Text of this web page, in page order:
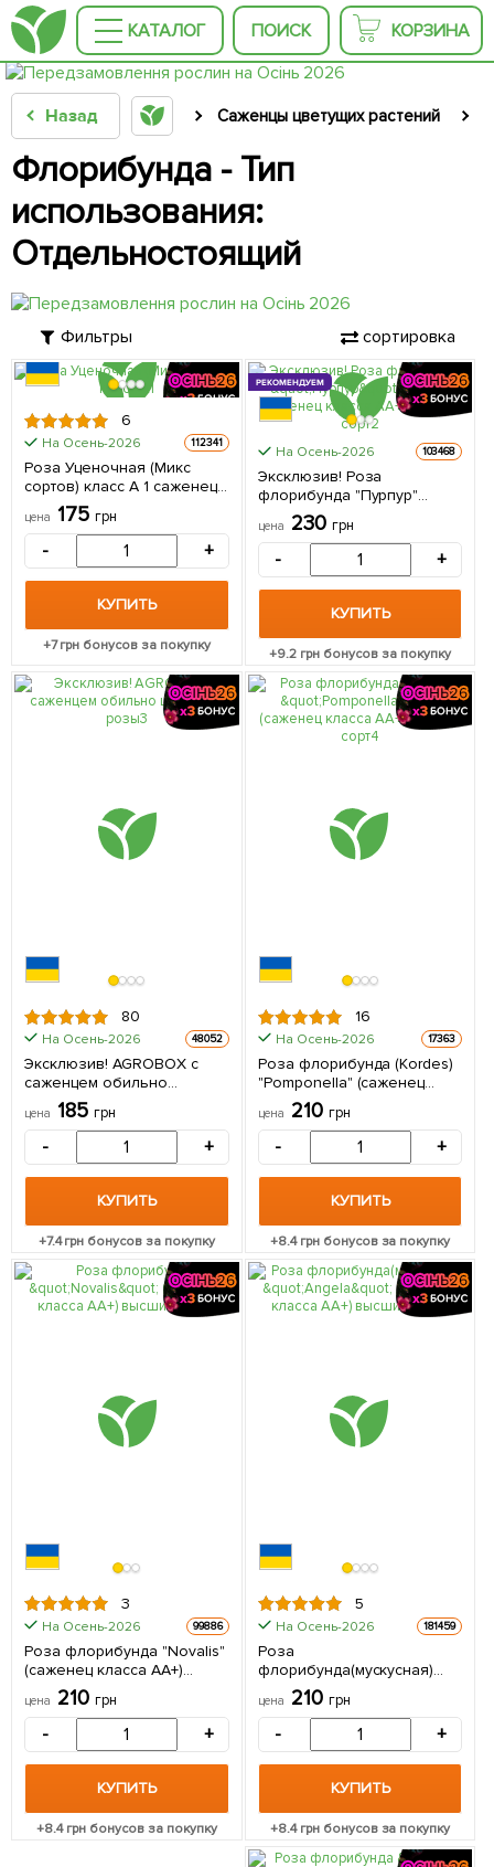
КАТАЛОГ ПОИСК КОРЗИНА
Назад Саженцы цветущих растений
Флорибунда - Тип
использования:
Отдельностоящий
Фильтры сортировка
6
На Осень-2026 112341
Роза Уценочная (Микс
сортов) класс А 1 саженец
в упаковке
цена 175 грн
- +
КУПИТЬ
+7грн бонусов за покупку
РЕКОМЕНДУЕМ
На Осень-2026 103468
Эксклюзив! Роза
флорибунда "Пурпур"
(Purple) (саженец класса
АА+) высший сорт 1
саженец в упаковке
цена 230 грн
- +
КУПИТЬ
+9.2 грн бонусов за покупку
80
На Осень-2026 48052
Эксклюзив! AGROBOX с
саженцем обильно
цветущей розы 1 шт в
упаковке
цена 185 грн
- +
КУПИТЬ
+7.4грн бонусов за покупку
16
На Осень-2026 17363
Роза флорибунда (Kordes)
"Pomponella" (саженец
класса АА+) высший сорт 1
шт в упаковке
цена 210 грн
- +
КУПИТЬ
+8.4грн бонусов за покупку
3
На Осень-2026 99886
Роза флорибунда "Novalis"
(саженец класса АА+)
высший сорт 1 саженец в
упаковке
цена 210 грн
- +
КУПИТЬ
+8.4грн бонусов за покупку
5
На Осень-2026 181459
Роза
флорибунда(мускусная)
"Angela" (саженец класса
АА+) высший сорт 1
саженец в упаковке
цена 210 грн
- +
КУПИТЬ
+8.4грн бонусов за покупку